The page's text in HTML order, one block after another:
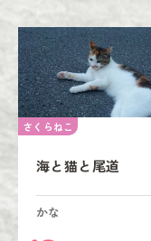
さくらねこ
海と猫と尾道
かな